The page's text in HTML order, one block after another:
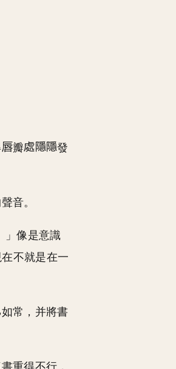
瓣
發
音。
像是意識
不就是在一
如常，并將書
重得不行，